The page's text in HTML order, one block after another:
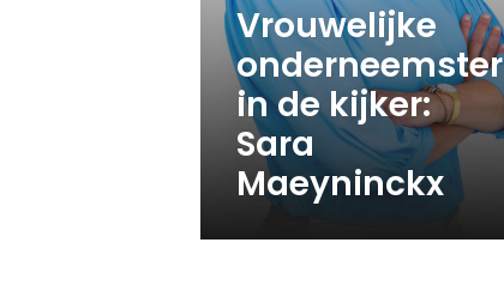
Vrouwelijke
onderneemster
in de kijker:
Sara
Maeyninckx